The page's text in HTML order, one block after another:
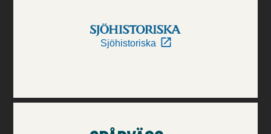
Sjöhistoriska